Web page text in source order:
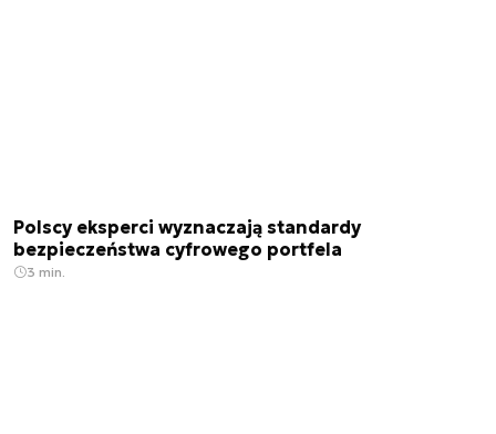
Polscy eksperci wyznaczają standardy
bezpieczeństwa cyfrowego portfela
3 min.